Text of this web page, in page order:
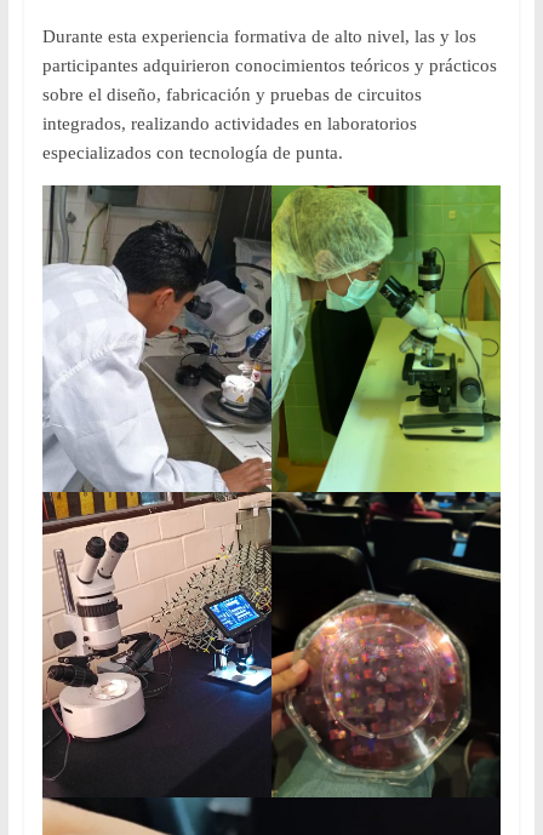
Durante esta experiencia formativa de alto nivel, las y los
participantes adquirieron conocimientos teóricos y prácticos
sobre el diseño, fabricación y pruebas de circuitos
integrados, realizando actividades en laboratorios
especializados con tecnología de punta.